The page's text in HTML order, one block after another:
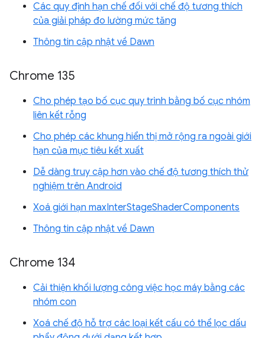
Các quy định hạn chế đối với chế độ tương thích
của giải pháp đo lường mức tăng
Thông tin cập nhật về Dawn
Chrome 135
Cho phép tạo bố cục quy trình bằng bố cục nhóm
liên kết rỗng
Cho phép các khung hiển thị mở rộng ra ngoài giới
hạn của mục tiêu kết xuất
Dễ dàng truy cập hơn vào chế độ tương thích thử
nghiệm trên Android
Xoá giới hạn maxInterStageShaderComponents
Thông tin cập nhật về Dawn
Chrome 134
Cải thiện khối lượng công việc học máy bằng các
nhóm con
Xoá chế độ hỗ trợ các loại kết cấu có thể lọc dấu